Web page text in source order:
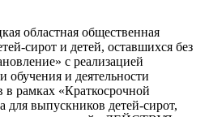
областная общественная
сирот и детей, оставшихся без
с реализацией
и деятельности
в рамках «Краткосрочной
для выпускников детей-сирот,